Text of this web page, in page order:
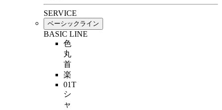
SERVICE
ベーシックライン
BASIC LINE
色
丸
首
楽
01T
シ
ャ